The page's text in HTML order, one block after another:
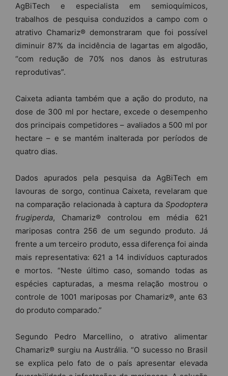
AgBiTech e especialista em semioquímicos,
trabalhos de pesquisa conduzidos a campo com o
atrativo Chamariz® demonstraram que foi possível
diminuir 87% da incidência de lagartas em algodão,
“com redução de 70% nos danos às estruturas
reprodutivas”.
Caixeta adianta também que a ação do produto, na
dose de 300 ml por hectare, excede o desempenho
dos principais competidores – avaliados a 500 ml por
hectare – e se mantém inalterada por períodos de
quatro dias.
Dados apurados pela pesquisa da AgBiTech em
lavouras de sorgo, continua Caixeta, revelaram que
na comparação relacionada à captura da Spodoptera
frugiperda, Chamariz® controlou em média 621
mariposas contra 256 de um segundo produto. Já
frente a um terceiro produto, essa diferença foi ainda
mais representativa: 621 a 14 indivíduos capturados
e mortos. “Neste último caso, somando todas as
espécies capturadas, a mesma relação mostrou o
controle de 1001 mariposas por Chamariz®, ante 63
do produto comparado.”
Segundo Pedro Marcellino, o atrativo alimentar
Chamariz® surgiu na Austrália. “O sucesso no Brasil
se explica pelo fato de o país apresentar elevada